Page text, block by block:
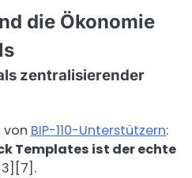
die Ökonomie
zentralisierender
von BIP-110-Unterstützern:
Templates ist der echte
[3][7].